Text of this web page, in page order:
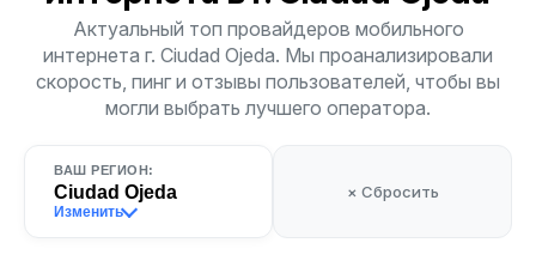
Актуальный топ провайдеров мобильного
интернета г. Ciudad Ojeda. Мы проанализировали
скорость, пинг и отзывы пользователей, чтобы вы
могли выбрать лучшего оператора.
ВАШ РЕГИОН:
Ciudad Ojeda
Изменить
× Сбросить